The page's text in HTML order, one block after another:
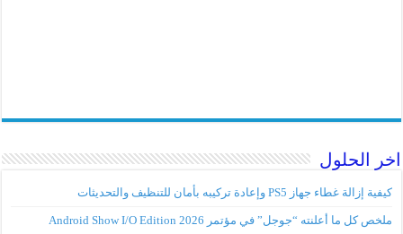
اخر الحلول
كيفية إزالة غطاء جهاز PS5 وإعادة تركيبه بأمان للتنظيف والتحديثات
ملخص كل ما أعلنته “جوجل” في مؤتمر Android Show I/O Edition 2026